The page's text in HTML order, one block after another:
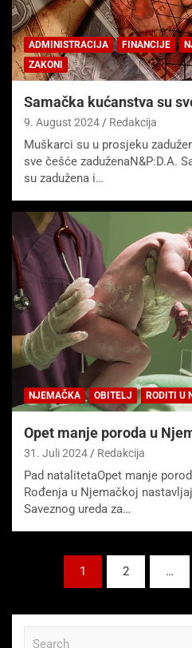
ADMINISTRACIJA FINANCIJE
ZAKONI
Samačka kućanstva su
9. August 2024 Redakcija
Muškarci su u prosjeku
sve češće zaduženaN&P:D.A.
su zadužena i…
NJEMAČKA OBITELJ RODITI U
Opet manje poroda u
31. Juli 2024 Redakcija
Pad natalitetaOpet manje
Rođenja u Njemačkoj
Saveznog ureda za…
Seitennummerierung
Beiträge
1 2 …